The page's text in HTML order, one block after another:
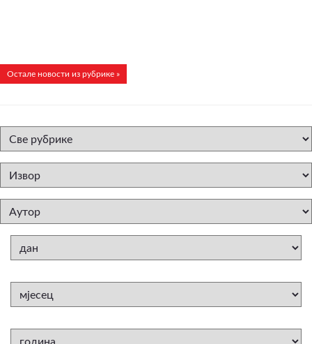
Остале новости из рубрике »